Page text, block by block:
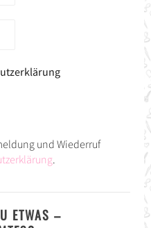
und Wiederruf
.
ETWAS –